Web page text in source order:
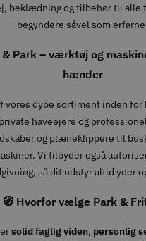
beklædning og tilbehør til alle
begyndere såvel som
& Park – værktøj og
hænder
vores dybe sortiment inden for
haveejere og
og plæneklippere til
Vi tilbyder også
så dit udstyr altid yder
🧭 Hvorfor vælge Park &
solid faglig viden, personlig